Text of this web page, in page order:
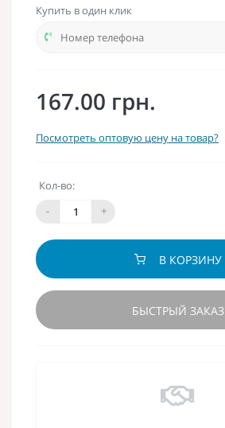
Купить в один клик
167.00 грн.
Посмотреть оптовую цену на товар?
Кол-во:
-
+
В КОРЗИНУ
БЫСТРЫЙ ЗАКАЗ